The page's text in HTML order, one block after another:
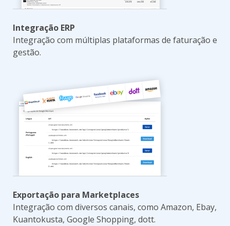
Integração ERP
Integração com múltiplas plataformas de faturação e
gestão.
Exportação para Marketplaces
Integração com diversos canais, como Amazon, Ebay,
Kuantokusta, Google Shopping, dott.